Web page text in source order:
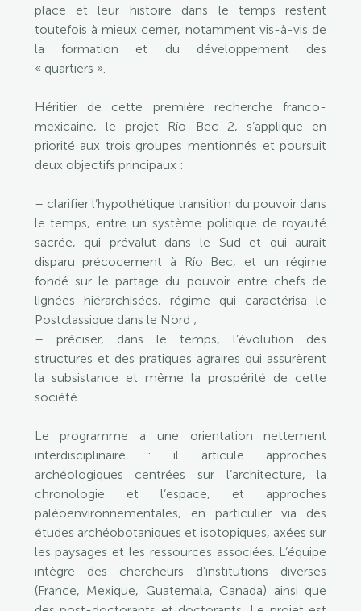
place et leur histoire dans le temps restent
toutefois à mieux cerner, notamment vis-à-vis de
la formation et du développement des
« quartiers ».
Héritier de cette première recherche franco-
mexicaine, le projet Río Bec 2, s’applique en
priorité aux trois groupes mentionnés et poursuit
deux objectifs principaux :
– clarifier l’hypothétique transition du pouvoir dans
le temps, entre un système politique de royauté
sacrée, qui prévalut dans le Sud et qui aurait
disparu précocement à Río Bec, et un régime
fondé sur le partage du pouvoir entre chefs de
lignées hiérarchisées, régime qui caractérisa le
Postclassique dans le Nord ;
– préciser, dans le temps, l’évolution des
structures et des pratiques agraires qui assurèrent
la subsistance et même la prospérité de cette
société.
Le programme a une orientation nettement
interdisciplinaire : il articule approches
archéologiques centrées sur l’architecture, la
chronologie et l’espace, et approches
paléoenvironnementales, en particulier via des
études archéobotaniques et isotopiques, axées sur
les paysages et les ressources associées. L’équipe
intègre des chercheurs d’institutions diverses
(France, Mexique, Guatemala, Canada) ainsi que